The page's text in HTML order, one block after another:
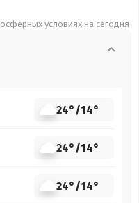
условиях на сегодня
24°/14°
24°/14°
24°/14°